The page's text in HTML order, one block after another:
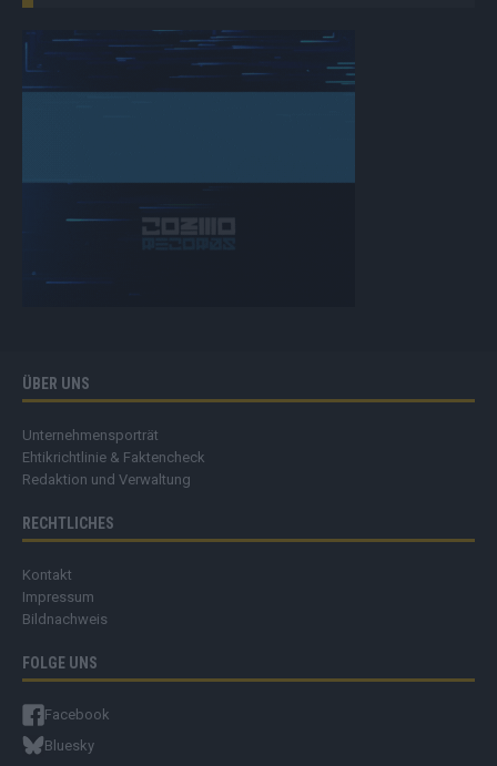
ÜBER UNS
Unternehmensporträt
Ehtikrichtlinie & Faktencheck
Redaktion und Verwaltung
RECHTLICHES
Kontakt
Impressum
Bildnachweis
FOLGE UNS
Facebook
Bluesky